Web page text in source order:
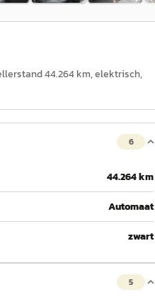
44.264 km, elektrisch,
6
44.264 km
Automaat
zwart
5